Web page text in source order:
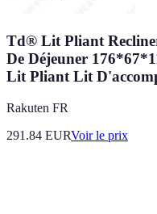
Td® Lit Pliant
De Déjeuner
Lit Pliant Lit
Rakuten FR
291.84 EURVoir le prix